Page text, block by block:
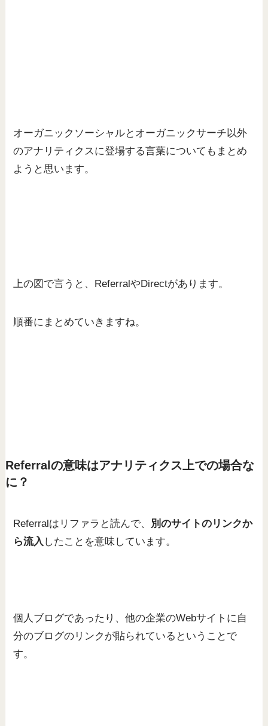
オーガニックソーシャルとオーガニックサーチ以外
のアナリティクスに登場する言葉についてもまとめ
ようと思います。
上の図で言うと、ReferralやDirectがあります。
順番にまとめていきますね。
Referralの意味はアナリティクス上での場合な
に？
Referralはリファラと読んで、 別のサイトのリンクか
ら流入 したことを意味しています。
個人ブログであったり、他の企業のWebサイトに自
分のブログのリンクが貼られているということで
す。